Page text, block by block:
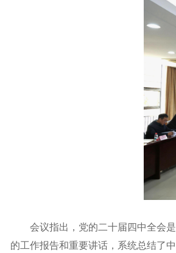
会议指出，党的二十届四中全会
的工作报告和重要讲话，系统总结了